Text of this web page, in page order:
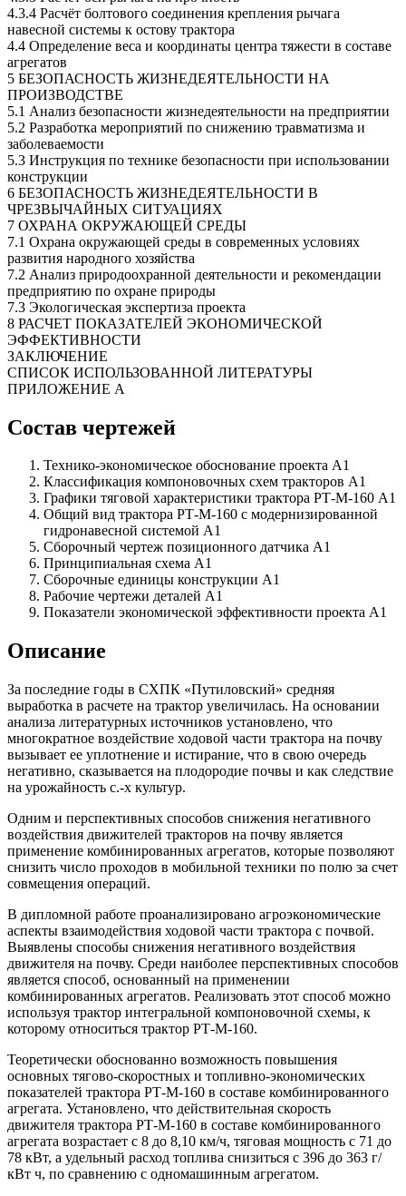
4.3.4 Расчёт болтового соединения крепления рычага
навесной системы к остову трактора
4.4 Определение веса и координаты центра тяжести в составе
агрегатов
5 БЕЗОПАСНОСТЬ ЖИЗНЕДЕЯТЕЛЬНОСТИ НА
ПРОИЗВОДСТВЕ
5.1 Анализ безопасности жизнедеятельности на предприятии
5.2 Разработка мероприятий по снижению травматизма и
заболеваемости
5.3 Инструкция по технике безопасности при использовании
конструкции
6 БЕЗОПАСНОСТЬ ЖИЗНЕДЕЯТЕЛЬНОСТИ В
ЧРЕЗВЫЧАЙНЫХ СИТУАЦИЯХ
7 ОХРАНА ОКРУЖАЮЩЕЙ СРЕДЫ
7.1 Охрана окружающей среды в современных условиях
развития народного хозяйства
7.2 Анализ природоохранной деятельности и рекомендации
предприятию по охране природы
7.3 Экологическая экспертиза проекта
8 РАСЧЕТ ПОКАЗАТЕЛЕЙ ЭКОНОМИЧЕСКОЙ
ЭФФЕКТИВНОСТИ
ЗАКЛЮЧЕНИЕ
СПИСОК ИСПОЛЬЗОВАННОЙ ЛИТЕРАТУРЫ
ПРИЛОЖЕНИЕ А
Состав чертежей
Технико-экономическое обоснование проекта А1
Классификация компоновочных схем тракторов А1
Графики тяговой характеристики трактора РТ-М-160 А1
Общий вид трактора РТ-М-160 с модернизированной
гидронавесной системой А1
Сборочный чертеж позиционного датчика А1
Принципиальная схема А1
Сборочные единицы конструкции А1
Рабочие чертежи деталей А1
Показатели экономической эффективности проекта А1
Описание
За последние годы в СХПК «Путиловский» средняя
выработка в расчете на трактор увеличилась. На основании
анализа литературных источников установлено, что
многократное воздействие ходовой части трактора на почву
вызывает ее уплотнение и истирание, что в свою очередь
негативно, сказывается на плодородие почвы и как следствие
на урожайность с.-х культур.
Одним и перспективных способов снижения негативного
воздействия движителей тракторов на почву является
применение комбинированных агрегатов, которые позволяют
снизить число проходов в мобильной техники по полю за счет
совмещения операций.
В дипломной работе проанализировано агроэкономические
аспекты взаимодействия ходовой части трактора с почвой.
Выявлены способы снижения негативного воздействия
движителя на почву. Среди наиболее перспективных способов
является способ, основанный на применении
комбинированных агрегатов. Реализовать этот способ можно
используя трактор интегральной компоновочной схемы, к
которому относиться трактор РТ-М-160.
Теоретически обоснованно возможность повышения
основных тягово-скоростных и топливно-экономических
показателей трактора РТ-М-160 в составе комбинированного
агрегата. Установлено, что действительная скорость
движителя трактора РТ-М-160 в составе комбинированного
агрегата возрастает с 8 до 8,10 км/ч, тяговая мощность с 71 до
78 кВт, а удельный расход топлива снизиться с 396 до 363 г/
кВт ч, по сравнению с одномашинным агрегатом.